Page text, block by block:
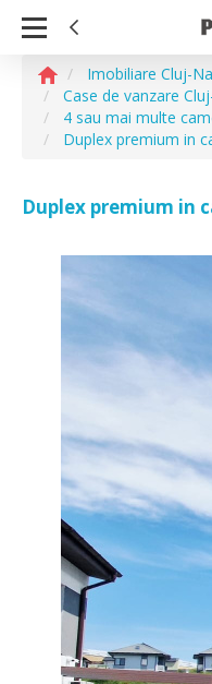
Imobiliare Cluj-
Case de vanzare
4 sau mai multe
Duplex premium in
Duplex premium in